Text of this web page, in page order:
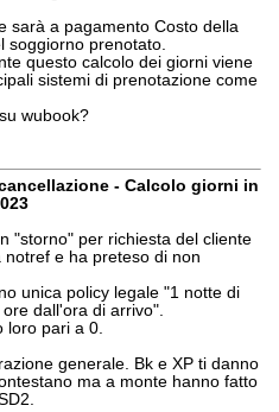
sarà a pagamento Costo della
soggiorno prenotato.
questo calcolo dei giorni viene
sistemi di prenotazione come
wubook?
- Calcolo giorni in
"storno" per richiesta del cliente
e ha preteso di non
unica policy legale "1 notte di
dall'ora di arrivo".
loro pari a 0.
generale. Bk e XP ti danno
ma a monte hanno fatto